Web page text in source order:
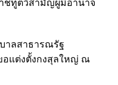
ชทูตวิสามัญผู้มีอำนาจ
าลสาธารณรัฐ
อแต่งตั้งกงสุลใหญ่ ณ